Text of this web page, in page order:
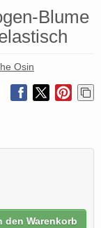
Blume
Osin
den Warenkorb